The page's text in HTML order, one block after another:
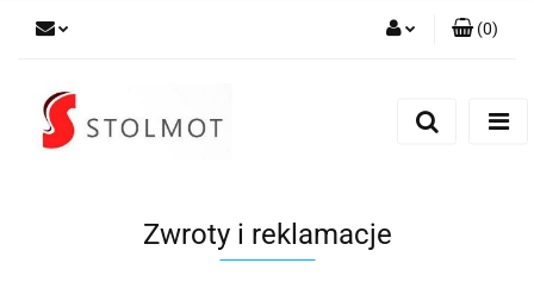
(0)
Zwroty i reklamacje